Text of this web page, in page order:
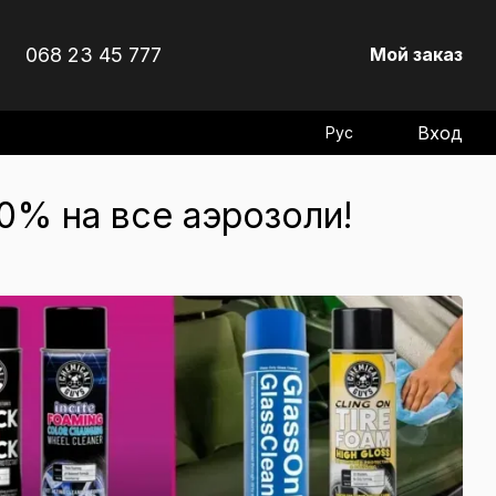
068 23 45 777 Мой заказ
Рус Вход
на все аэрозоли!